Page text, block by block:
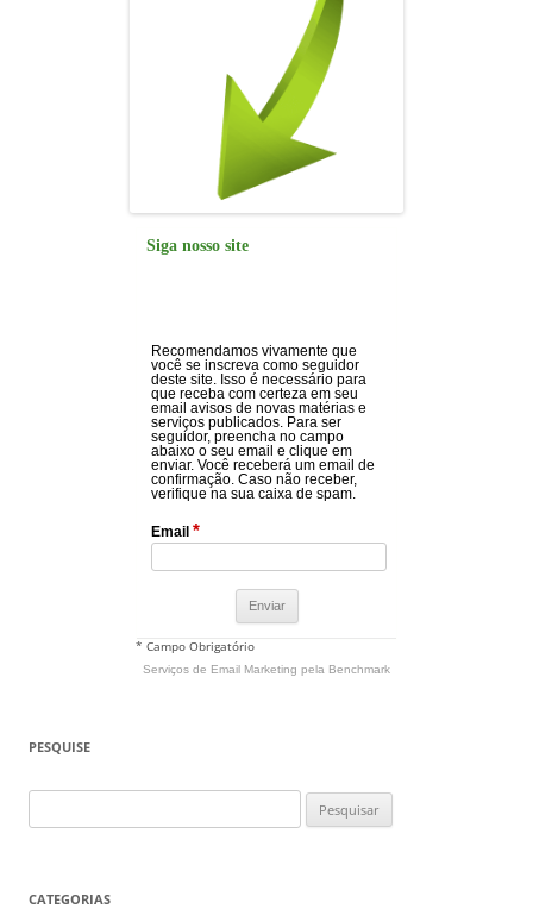
Siga nosso site
Recomendamos vivamente que
você se inscreva como seguidor
deste site. Isso é necessário para
que receba com certeza em seu
email avisos de novas matérias e
serviços publicados. Para ser
seguidor, preencha no campo
abaixo o seu email e clique em
enviar. Você receberá um email de
confirmação. Caso não receber,
verifique na sua caixa de spam.
Email *
* Campo Obrigatório
Serviços de Email Marketing pela Benchmark
PESQUISE
por:
CATEGORIAS